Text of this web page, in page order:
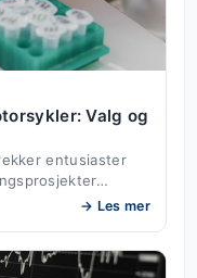
Valg og
entusiaster
→ Les mer